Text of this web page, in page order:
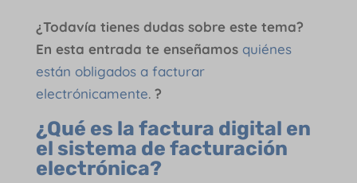
¿Todavía tienes dudas sobre este tema?
En esta entrada te enseñamos quiénes
están obligados a facturar
electrónicamente. ?
¿Qué es la factura digital en
el sistema de facturación
electrónica?